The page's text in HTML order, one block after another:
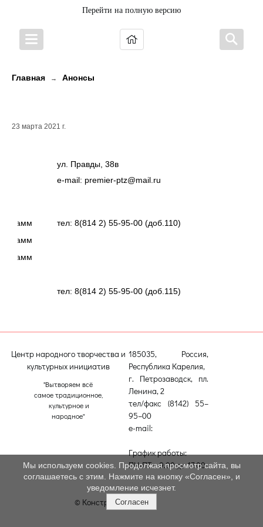
Перейти на полную версию
Главная → Анонсы
23 марта 2021 г.
ул. Правды, 38в
e-mail: premier-ptz@mail.ru
тел: 8(814 2) 55-95-00 (доб.110)
тел: 8(814 2) 55-95-00 (доб.115)
Центр народного творчества и
культурных инициатив
"Вытворяем всё
самое традиционное,
культурное и
народное"
185035, Россия,
Республика Карелия,
г. Петрозаводск, пл.
Ленина, 2
тел/факс (8142) 55–
95–00
e-mail:
График работы:
ПН-ПТ с 9.00 до 17.00
© Конструктор сайтов
Мы используем cookies. Продолжая просмотр сайта, вы
соглашаетесь с этим. Нажмите на кнопку «Согласен», и
уведомление исчезнет.
Согласен